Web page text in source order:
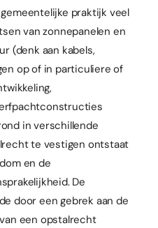
praktijk veel
van zonnepanelen en
(denk aan kabels,
op of in particuliere of
in verschillende
te vestigen ontstaat
en de
De
door een gebrek aan de
een opstalrecht